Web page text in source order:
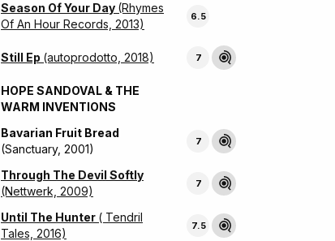
Season Of Your Day (Rhymes
Of An Hour Records, 2013)
6.5
Still Ep (autoprodotto, 2018) 7
HOPE SANDOVAL & THE
WARM INVENTIONS
Bavarian Fruit Bread
(Sanctuary, 2001)
7
Through The Devil Softly
(Nettwerk, 2009)
7
Until The Hunter ( Tendril
Tales, 2016)
7.5